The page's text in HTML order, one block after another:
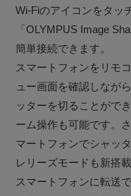
Wi-Fiのアイコンをタッ
「OLYMPUS Image
簡単接続できます。
スマートフォンをリモ
ュー画面を確認しなが
ッターを切ることがで
ーム操作も可能です。
マートフォンでシャッ
レリーズモードも新搭
スマートフォンに転送